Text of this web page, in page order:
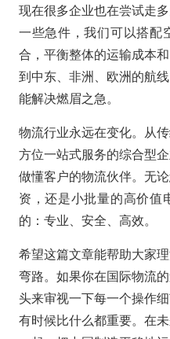
现在很多企业也在尝试走
一些急件，我们可以搭配
合，平衡整体的运输成本
到中东、非洲、欧洲的航
能解决燃眉之急。
物流行业永远在变化。从
方位一站式服务的综合型
做懂客户的物流伙伴。无
资，还是小批量的高价值
的：专业、安全、高效。
希望这篇文章能帮助大家
弯路。如果你在国际物流
头来审视一下每一个操作
有时候比什么都重要。在